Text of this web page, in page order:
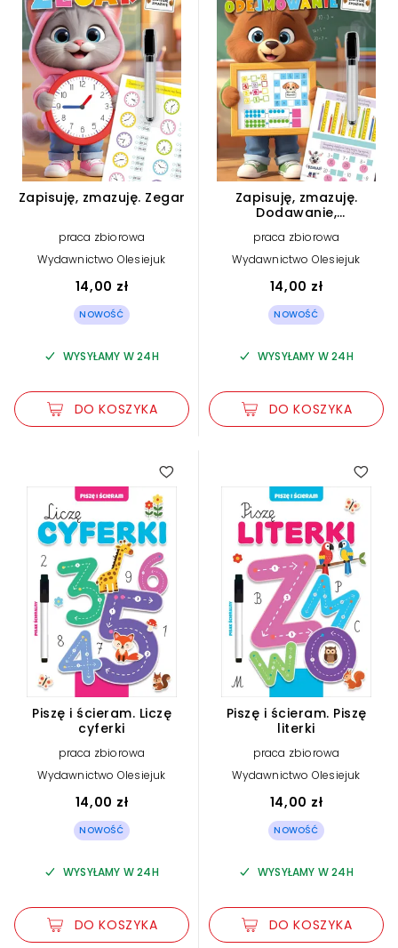
Zapisuję, zmazuję. Zegar
praca zbiorowa
Wydawnictwo Olesiejuk
14,00 zł
NOWOŚĆ
WYSYŁAMY W 24H
DO KOSZYKA
Zapisuję, zmazuję.
Dodawanie,
praca zbiorowa
Wydawnictwo Olesiejuk
14,00 zł
NOWOŚĆ
WYSYŁAMY W 24H
DO KOSZYKA
Piszę i ścieram. Liczę
cyferki
praca zbiorowa
Wydawnictwo Olesiejuk
14,00 zł
NOWOŚĆ
WYSYŁAMY W 24H
DO KOSZYKA
Piszę i ścieram. Piszę
literki
praca zbiorowa
Wydawnictwo Olesiejuk
14,00 zł
NOWOŚĆ
WYSYŁAMY W 24H
DO KOSZYKA